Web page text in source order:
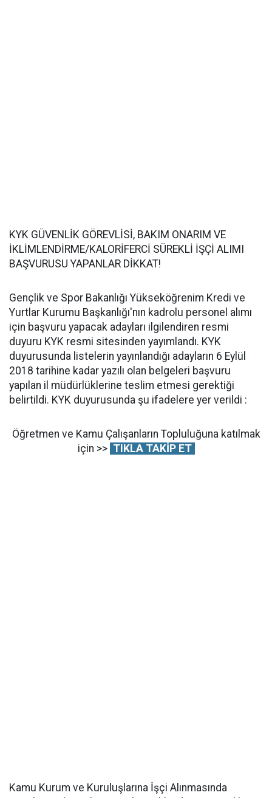
KYK GÜVENLİK GÖREVLİSİ, BAKIM ONARIM VE
İKLİMLENDİRME/KALORİFERCİ SÜREKLİ İŞÇİ ALIMI
BAŞVURUSU YAPANLAR DİKKAT!
Gençlik ve Spor Bakanlığı Yükseköğrenim Kredi ve
Yurtlar Kurumu Başkanlığı'nın kadrolu personel alımı
için başvuru yapacak adayları ilgilendiren resmi
duyuru KYK resmi sitesinden yayımlandı. KYK
duyurusunda listelerin yayınlandığı adayların 6 Eylül
2018 tarihine kadar yazılı olan belgeleri başvuru
yapılan il müdürlüklerine teslim etmesi gerektiği
belirtildi. KYK duyurusunda şu ifadelere yer verildi :
Öğretmen ve Kamu Çalışanların Topluluğuna katılmak
için >> TIKLA TAKİP ET
Kamu Kurum ve Kuruluşlarına İşçi Alınmasında